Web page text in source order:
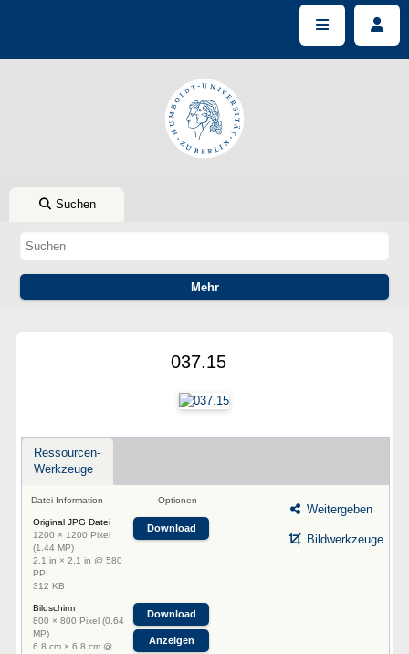
Suchen
037.15
Ressourcen-
Werkzeuge
Datei-Information Optionen
Original JPG Datei
1200 × 1200 Pixel
(1.44 MP)
2.1 in × 2.1 in @ 580
PPI
312 KB
Download
Bildschirm
800 × 800 Pixel (0.64
MP)
6.8 cm × 6.8 cm @
Download
Anzeigen
Weitergeben
Bildwerkzeuge